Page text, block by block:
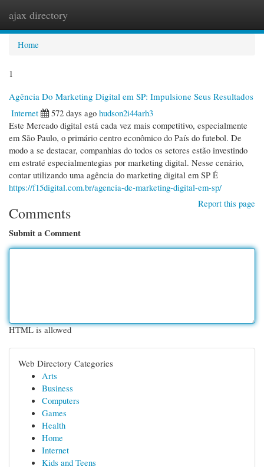
ajax directory
Home
1
Agência Do Marketing Digital em SP: Impulsione Seus Resultados
Internet
572 days ago hudson2i44arh3
Este Mercado digital está cada vez mais competitivo, especialmente
em São Paulo, o primário centro econômico do País do futebol. De
modo a se destacar, companhias do todos os setores estão investindo
em estraté especialmentegias por marketing digital. Nesse cenário,
contar utilizando uma agência do marketing digital em SP É
https://f15digital.com.br/agencia-de-marketing-digital-em-sp/
Report this page
Comments
Submit a Comment
HTML is allowed
Web Directory Categories
Arts
Business
Computers
Games
Health
Home
Internet
Kids and Teens